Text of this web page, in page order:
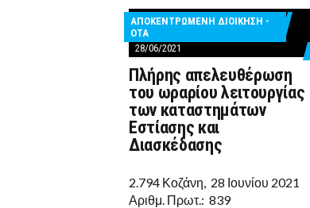
ΑΠΟΚΕΝΤΡΩΜΕΝΗ ΔΙΟΙΚΗΣΗ -
ΟΤΑ
28/06/2021
Πλήρης απελευθέρωση
του ωραρίου λειτουργίας
των καταστημάτων
Εστίασης και
Διασκέδασης
2.794 Κοζάνη, 28 Ιουνίου 2021
Αριθμ. Πρωτ.: 839